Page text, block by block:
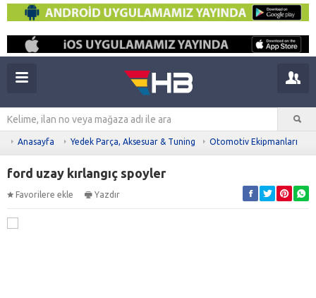
Anasayfa Yedek Parça, Aksesuar & Tuning Otomotiv Ekipmanları
ford uzay kırlangıç spoyler
Favorilere ekle Yazdır